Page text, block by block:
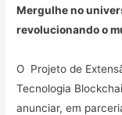
Mergulhe no
revolucionando o
O Projeto de
Tecnologia
anunciar, em